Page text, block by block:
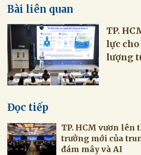
Bài liên quan
TP.
lực
lượng
Đọc tiếp
TP. HCM vươn lên
trưởng mới của
đám mây và AI